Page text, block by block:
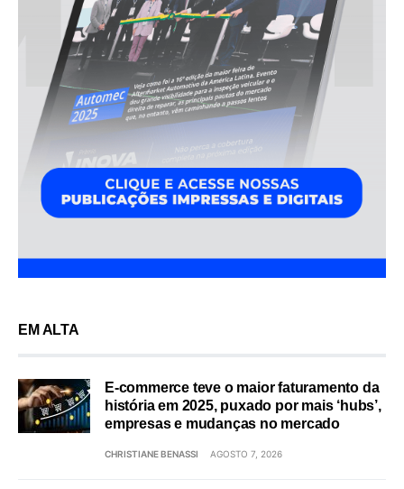
EM ALTA
E-commerce teve o maior faturamento da
história em 2025, puxado por mais ‘hubs’,
empresas e mudanças no mercado
CHRISTIANE BENASSI AGOSTO 7, 2026